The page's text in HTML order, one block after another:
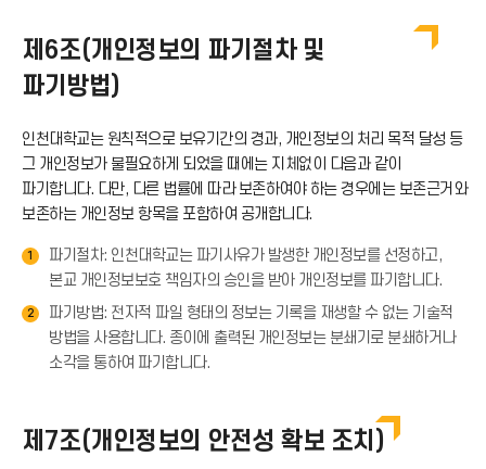
콘
드
이
콘
로
아
콘
제6조(개인정보의 파기절차 및
파기방법)
인천대학교는 원칙적으로 보유기간의 경과, 개인정보의 처리 목적 달성 등
그 개인정보가 불필요하게 되었을 때에는 지체없이 다음과 같이
파기합니다. 다만, 다른 법률에 따라 보존하여야 하는 경우에는 보존근거와
보존하는 개인정보 항목을 포함하여 공개합니다.
1
파기절차: 인천대학교는 파기사유가 발생한 개인정보를 선정하고,
본교 개인정보보호 책임자의 승인을 받아 개인정보를 파기합니다.
2
파기방법: 전자적 파일 형태의 정보는 기록을 재생할 수 없는 기술적
방법을 사용합니다. 종이에 출력된 개인정보는 분쇄기로 분쇄하거나
소각을 통하여 파기합니다.
제7조(개인정보의 안전성 확보 조치)